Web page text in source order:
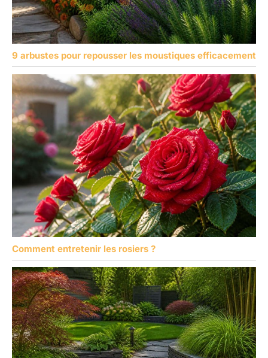
9 arbustes pour repousser les moustiques efficacement
Comment entretenir les rosiers ?